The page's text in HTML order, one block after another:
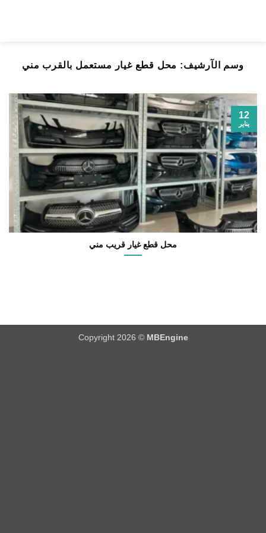
وسم الآرشيف: محل قطع غيار مستعمل بالقرب مني
محل قطع غيار قريب مني
12
يناير
Copyright 2026 © MBEngine